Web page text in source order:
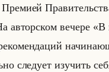
ав­тор­ском ве­че­ре
сле­ду­ет изу­чить